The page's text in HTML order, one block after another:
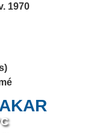
1970